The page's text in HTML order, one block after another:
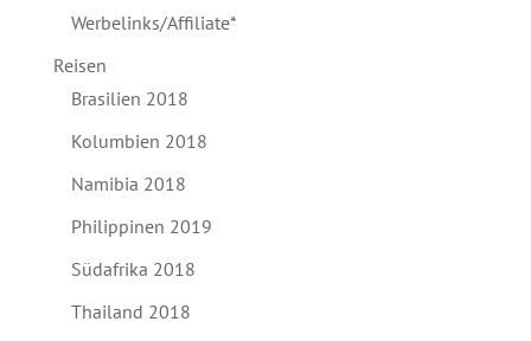
Werbelinks/Affiliate*
Reisen
Brasilien 2018
Kolumbien 2018
Namibia 2018
Philippinen 2019
Südafrika 2018
Thailand 2018